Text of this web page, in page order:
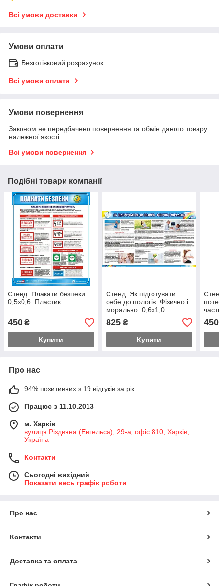
Всі умови доставки
Умови оплати
Безготівковий розрахунок
Всі умови оплати
Умови повернення
Законом не передбачено повернення та обмін даного товару
належної якості
Всі умови повернення
Подібні товари компанії
Стенд. Плакати безпеки.
0,5х0,6. Пластик
450 ₴
Купити
Стенд. Як підготувати
себе до пологів. Фізично і
морально. 0,6х1,0.
Пластик
825₴
Купити
450
Про нас
94% позитивних з 19 відгуків за рік
Працює з 11.10.2013
м. Харків
вулиця Різдвяна (Енгельса), 29-а, офіс 810, Харків,
Україна
Контакти
Сьогодні вихідний
Показати весь графік роботи
Про нас
Контакти
Доставка та оплата